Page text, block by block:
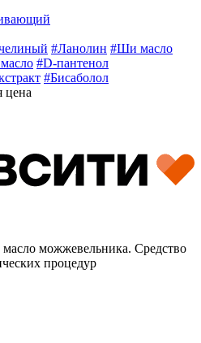
#Ланолин #Ши масло
#D-пантенол
#Бисаболол
цена
масло можжевельника. Средство
процедур